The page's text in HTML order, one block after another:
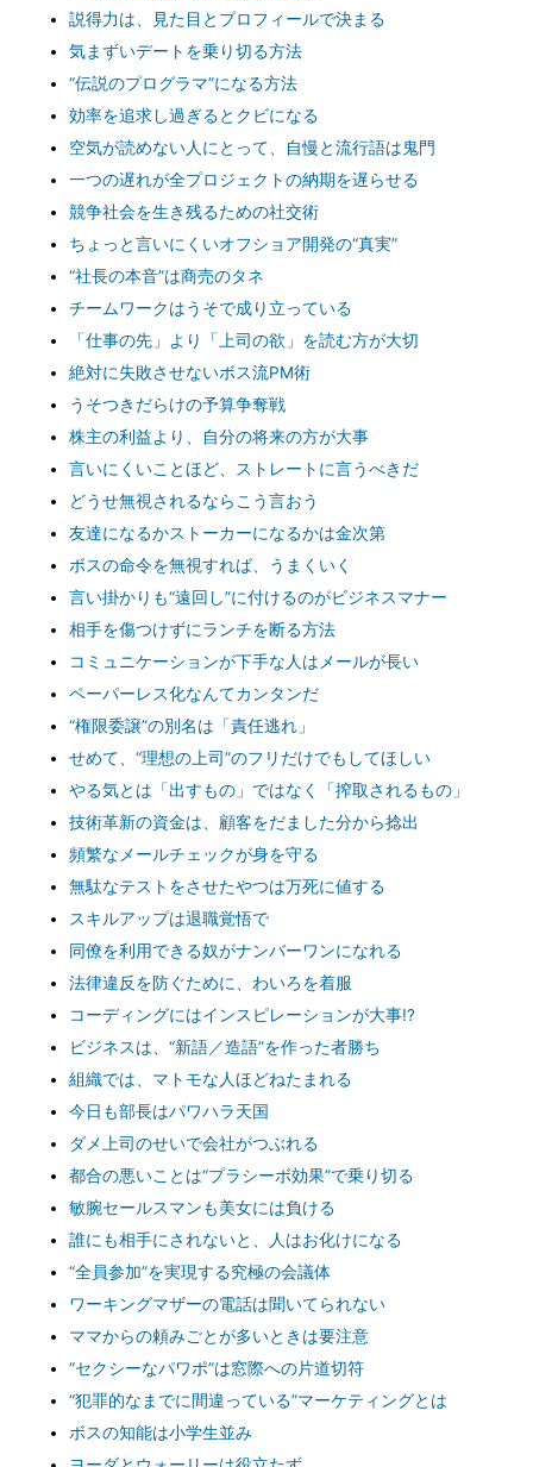
説得力は、見た目とプロフィールで決まる
気まずいデートを乗り切る方法
“伝説のプログラマ”になる方法
効率を追求し過ぎるとクビになる
空気が読めない人にとって、自慢と流行語は鬼門
一つの遅れが全プロジェクトの納期を遅らせる
競争社会を生き残るための社交術
ちょっと言いにくいオフショア開発の“真実”
“社長の本音”は商売のタネ
チームワークはうそで成り立っている
「仕事の先」より「上司の欲」を読む方が大切
絶対に失敗させないボス流PM術
うそつきだらけの予算争奪戦
株主の利益より、自分の将来の方が大事
言いにくいことほど、ストレートに言うべきだ
どうせ無視されるならこう言おう
友達になるかストーカーになるかは金次第
ボスの命令を無視すれば、うまくいく
言い掛かりも“遠回し”に付けるのがビジネスマナー
相手を傷つけずにランチを断る方法
コミュニケーションが下手な人はメールが長い
ペーパーレス化なんてカンタンだ
“権限委譲”の別名は「責任逃れ」
せめて、“理想の上司”のフリだけでもしてほしい
やる気とは「出すもの」ではなく「搾取されるもの」
技術革新の資金は、顧客をだました分から捻出
頻繁なメールチェックが身を守る
無駄なテストをさせたやつは万死に値する
スキルアップは退職覚悟で
同僚を利用できる奴がナンバーワンになれる
法律違反を防ぐために、わいろを着服
コーディングにはインスピレーションが大事!?
ビジネスは、“新語／造語”を作った者勝ち
組織では、マトモな人ほどねたまれる
今日も部長はパワハラ天国
ダメ上司のせいで会社がつぶれる
都合の悪いことは“プラシーボ効果”で乗り切る
敏腕セールスマンも美女には負ける
誰にも相手にされないと、人はお化けになる
“全員参加”を実現する究極の会議体
ワーキングマザーの電話は聞いてられない
ママからの頼みごとが多いときは要注意
“セクシーなパワポ”は窓際への片道切符
“犯罪的なまでに間違っている”マーケティングとは
ボスの知能は小学生並み